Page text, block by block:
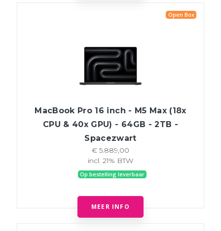
Open Box
MacBook Pro 16 inch - M5 Max (18x
CPU & 40x GPU) - 64GB - 2TB -
Spacezwart
€ 5.889,00
incl. 21% BTW
Op bestelling leverbaar
MEER INFO